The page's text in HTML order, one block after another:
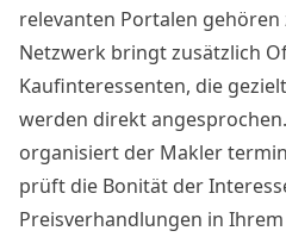
relevanten Portalen
Netzwerk bringt zusätzlich
Kaufinteressenten, die
werden direkt
organisiert der Makler
prüft die Bonität der
Preisverhandlungen in